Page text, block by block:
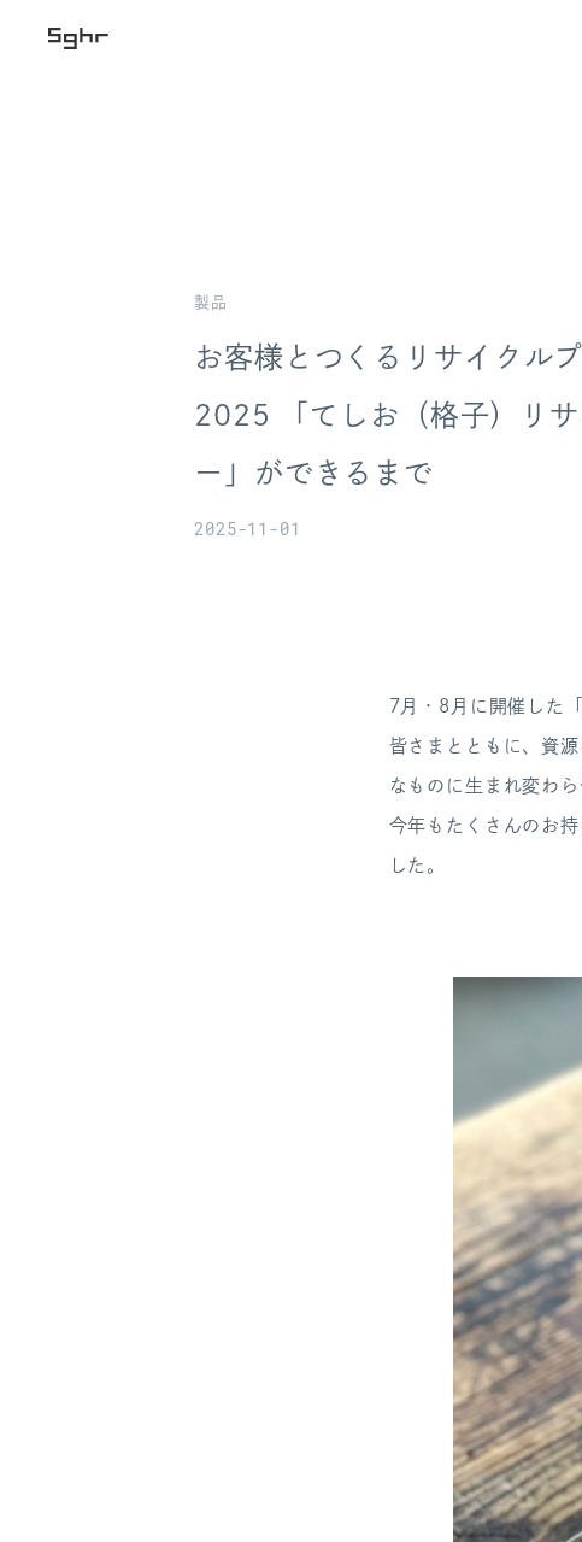
製品
お客様とつくるリサイクル
2025 「てしお（格子）リサ
ー」ができるまで
2025-11-01
7月・8月に開催した
皆さまとともに、資
なものに生まれ変わ
今年もたくさんのお
した。